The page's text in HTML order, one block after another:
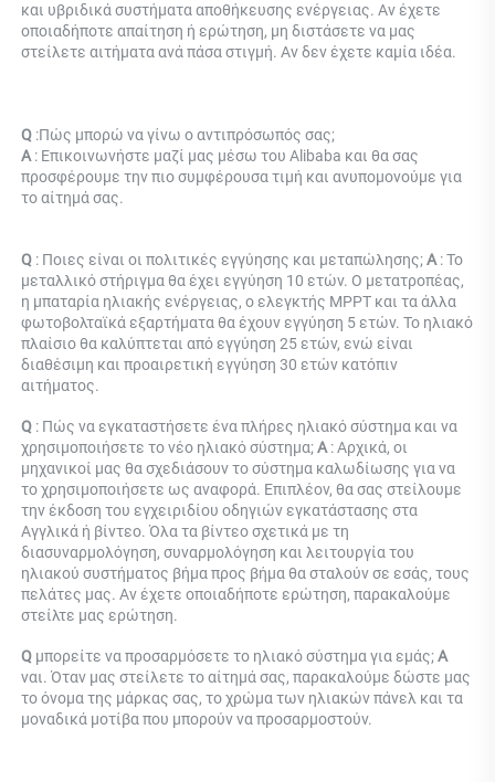
και υβριδικά συστήματα αποθήκευσης ενέργειας. Αν έχετε
οποιαδήποτε απαίτηση ή ερώτηση, μη διστάσετε να μας
στείλετε αιτήματα ανά πάσα στιγμή. Αν δεν έχετε καμία ιδέα.
Q :Πώς μπορώ να γίνω ο αντιπρόσωπός σας;
Α : Επικοινωνήστε μαζί μας μέσω του Alibaba και θα σας
προσφέρουμε την πιο συμφέρουσα τιμή και ανυπομονούμε για
το αίτημά σας.
Q : Ποιες είναι οι πολιτικές εγγύησης και μεταπώλησης; Α : Το
μεταλλικό στήριγμα θα έχει εγγύηση 10 ετών. Ο μετατροπέας,
η μπαταρία ηλιακής ενέργειας, ο ελεγκτής MPPT και τα άλλα
φωτοβολταϊκά εξαρτήματα θα έχουν εγγύηση 5 ετών. Το ηλιακό
πλαίσιο θα καλύπτεται από εγγύηση 25 ετών, ενώ είναι
διαθέσιμη και προαιρετική εγγύηση 30 ετών κατόπιν
αιτήματος.
Q : Πώς να εγκαταστήσετε ένα πλήρες ηλιακό σύστημα και να
χρησιμοποιήσετε το νέο ηλιακό σύστημα; Α : Αρχικά, οι
μηχανικοί μας θα σχεδιάσουν το σύστημα καλωδίωσης για να
το χρησιμοποιήσετε ως αναφορά. Επιπλέον, θα σας στείλουμε
την έκδοση του εγχειριδίου οδηγιών εγκατάστασης στα
Αγγλικά ή βίντεο. Όλα τα βίντεο σχετικά με τη
διασυναρμολόγηση, συναρμολόγηση και λειτουργία του
ηλιακού συστήματος βήμα προς βήμα θα σταλούν σε εσάς, τους
πελάτες μας. Αν έχετε οποιαδήποτε ερώτηση, παρακαλούμε
στείλτε μας ερώτηση.
Q μπορείτε να προσαρμόσετε το ηλιακό σύστημα για εμάς;
ναι. Όταν μας στείλετε το αίτημά σας, παρακαλούμε δώστε μας
το όνομα της μάρκας σας, το χρώμα των ηλιακών πάνελ και τα
μοναδικά μοτίβα που μπορούν να προσαρμοστούν.